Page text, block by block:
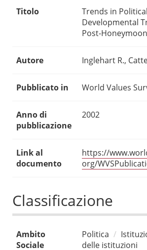
Titolo
Trends in
Developmental
Post-
Autore Inglehart R.,
Pubblicato in World Values
Anno di
pubblicazione
2002
Link al
documento
https://
org/
Classificazione
Ambito
Sociale
Politica
delle istituzioni